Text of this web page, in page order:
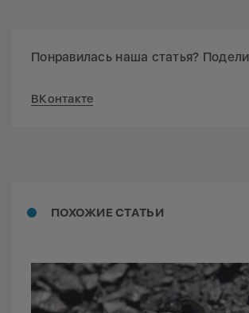
Понравилась наша статья?
ВКонтакте
ПОХОЖИЕ СТАТЬИ